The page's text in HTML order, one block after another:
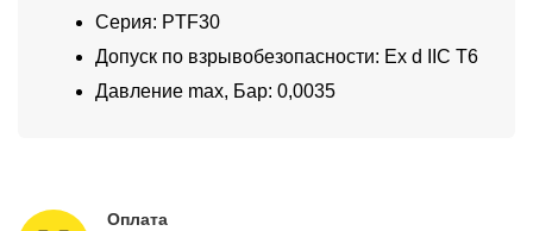
Серия: PTF30
Допуск по взрывобезопасности: Ex d IIC T6
Давление max, Бар: 0,0035
Оплата